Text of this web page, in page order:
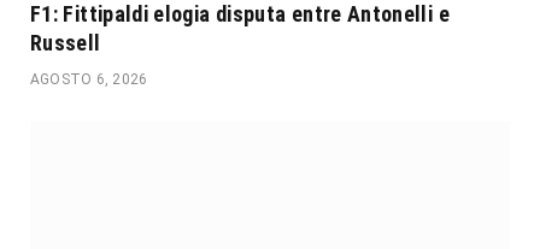
F1: Fittipaldi elogia disputa entre Antonelli e
Russell
AGOSTO 6, 2026